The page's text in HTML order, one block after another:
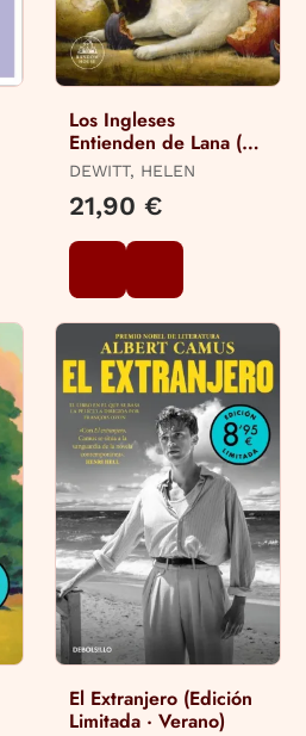
Los Ingleses
Entienden de Lana (Y
Otros Trucos)
DEWITT, HELEN
21,90 €
El Extranjero (Edición
Limitada · Verano)